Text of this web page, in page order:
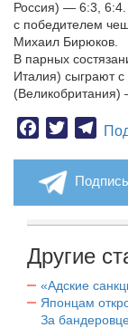
Россия) — 6:3, 6:4.
с победителем
Михаил Бирюков.
В парных
Италия) сыграют
Facebook
Twitter
Другие
«Адские
Японцам
За